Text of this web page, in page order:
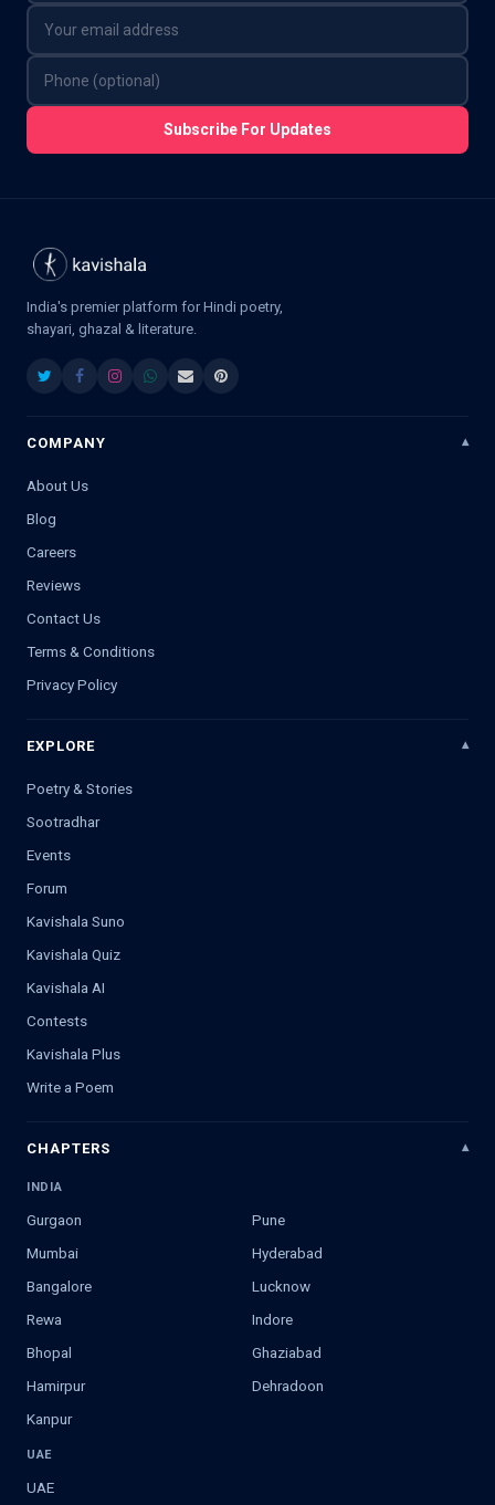
Subscribe For Updates
India's premier platform for Hindi poetry,
shayari, ghazal & literature.
COMPANY
About Us
Blog
Careers
Reviews
Contact Us
Terms & Conditions
Privacy Policy
EXPLORE
Poetry & Stories
Sootradhar
Events
Forum
Kavishala Suno
Kavishala Quiz
Kavishala AI
Contests
Kavishala Plus
Write a Poem
CHAPTERS
INDIA
Gurgaon
Pune
Mumbai
Hyderabad
Bangalore
Lucknow
Rewa
Indore
Bhopal
Ghaziabad
Hamirpur
Dehradoon
Kanpur
UAE
UAE